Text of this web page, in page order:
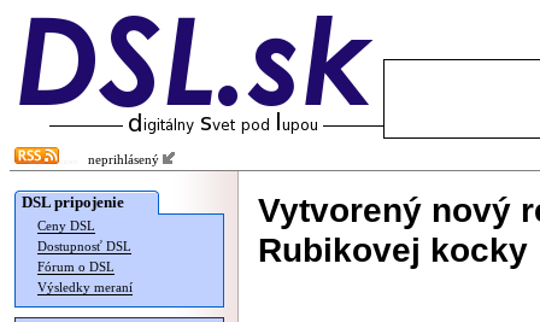
neprihlásený
DSL pripojenie
Ceny DSL
Dostupnosť DSL
Fórum o DSL
Výsledky meraní
Vytvorený nový
Rubikovej kocky